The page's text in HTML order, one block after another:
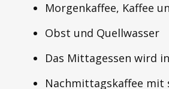
Morgenkaffee, Kaffee
Obst und Quellwasser
Das Mittagessen wird
Nachmittagskaffee mit